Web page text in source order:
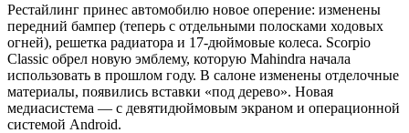
Рестайлинг принес автомобилю новое оперение: изменены
передний бампер (теперь с отдельными полосками ходовых
огней), решетка радиатора и 17-дюймовые колеса. Scorpio
Classic обрел новую эмблему, которую Mahindra начала
использовать в прошлом году. В салоне изменены отделочные
материалы, появились вставки «под дерево». Новая
медиасистема — с девятидюймовым экраном и операционной
системой Android.